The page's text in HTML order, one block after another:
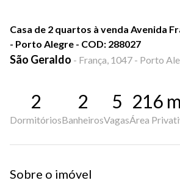
Casa de 2 quartos à venda Avenida
- Porto Alegre - COD: 288027
São Geraldo - França, 1047 - Porto
2
Dormitórios
2
Banheiros
5
Vagas
216
Área
Sobre o imóvel